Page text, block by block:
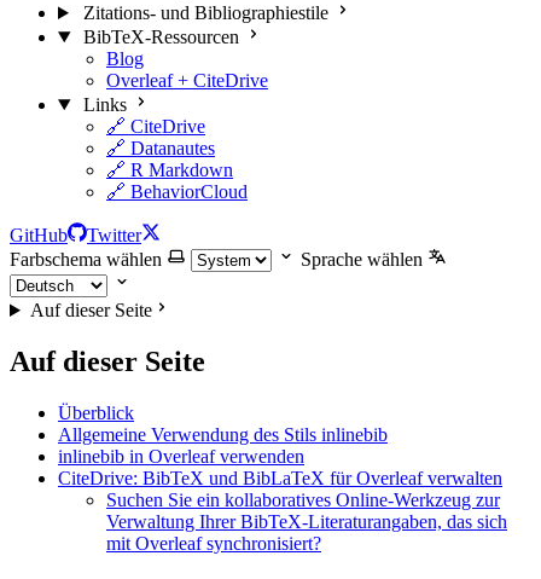
Zitations- und Bibliographiestile
BibTeX-Ressourcen
Blog
Overleaf + CiteDrive
Links
🔗 CiteDrive
🔗 Datanautes
🔗 R Markdown
🔗 BehaviorCloud
GitHub
Twitter
Farbschema wählen
Sprache wählen
Auf dieser Seite
Auf dieser Seite
Überblick
Allgemeine Verwendung des Stils inlinebib
inlinebib in Overleaf verwenden
CiteDrive: BibTeX und BibLaTeX für Overleaf verwalten
Suchen Sie ein kollaboratives Online-Werkzeug zur
Verwaltung Ihrer BibTeX-Literaturangaben, das sich
mit Overleaf synchronisiert?